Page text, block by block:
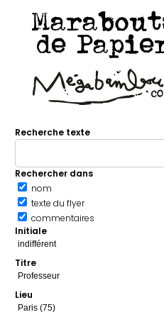
de
Recherche texte
Rechercher dans
nom
texte du flyer
commentaires
Initiale
Titre
Lieu